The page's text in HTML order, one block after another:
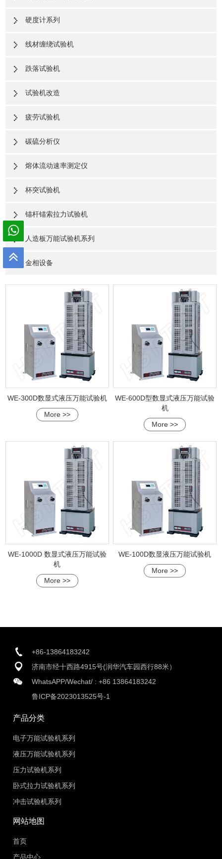
硬度计系列
线材缠绕试验机
跌落试验机
试验机改造
疲劳试验机
碳硫分析仪
熔体流动速率测定仪
杯突试验机
锚杆锚索拉力试验机
人造板万能试验机系列
金相设备
WE-300D数显式液压万能试验机
More >>
WE-600D型数显式液压万能试验
机
More >>
WE-1000D 数显式液压万能试验
机
More >>
WE-100D数显液压万能试验机
More >>
+86-13864183242
济南市经十西路4915号(润华汽车园西行88米）
WhatsAPP/Wechat/ :+86 13864183242
鲁ICP备2023013525号-1
产品分类
电子万能试验机系列
液压万能试验机系列
压力试验机系列
卧式拉力试验机系列
冲击试验机系列
网站地图
首页
产品中心